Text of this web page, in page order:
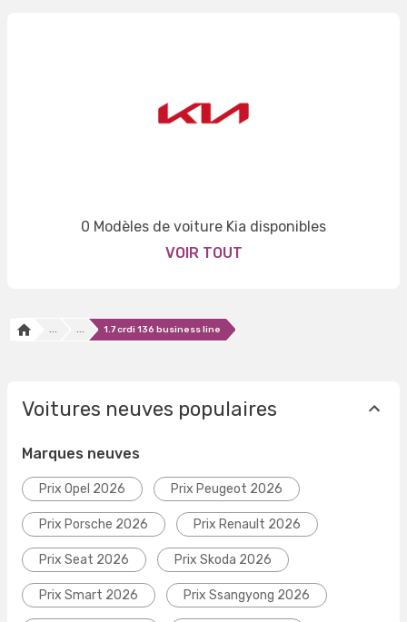
0 Modèles de voiture Kia disponibles
VOIR TOUT
... ... 1.7 crdi 136 business line
Voitures neuves populaires
Marques neuves
Prix Opel 2026 Prix Peugeot 2026
Prix Porsche 2026 Prix Renault 2026
Prix Seat 2026 Prix Skoda 2026
Prix Smart 2026 Prix Ssangyong 2026